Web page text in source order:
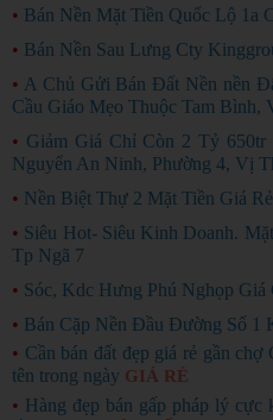
• Bán Nền Mặt Tiền Quốc Lộ 1a
• Bán Nền Sau Lưng Cty
• A Chủ Gửi Bán Đất Nền nền
Cầu Giáo Mẹo Thuộc Tam Bình,
• Giảm Giá Chỉ Còn 2 Tỷ
Nguyển An Ninh, Phường 4, Vị
• Nền Biệt Thự 2 Mặt Tiền Giá Rẻ
• Siêu Hot- Siêu Kinh Doanh.
Tp Ngã 7
• Sóc, Kdc Hưng Phú Nghọp Giá
• Bán Cặp Nền Đầu Đường Số 1
• Cần bán đất đẹp giá rẻ gần
tên trong ngày GIÁ RẺ
• Hàng đẹp bán gấp pháp lý cực